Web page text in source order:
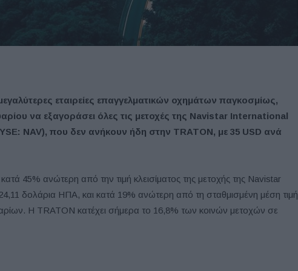
εταιρείες επαγγελματικών οχημάτων παγκοσμίως,
να εξαγοράσει όλες τις μετοχές της Navistar International
: NAV), που δεν ανήκουν ήδη στην TRATON, με 35 USD ανά
45% ανώτερη από την τιμή κλεισίματος της μετοχής της Navistar
δολάρια ΗΠΑ, και κατά 19% ανώτερη από τη σταθμισμένη μέση τιμή
Η TRATON κατέχει σήμερα το 16,8% των κοινών μετοχών σε